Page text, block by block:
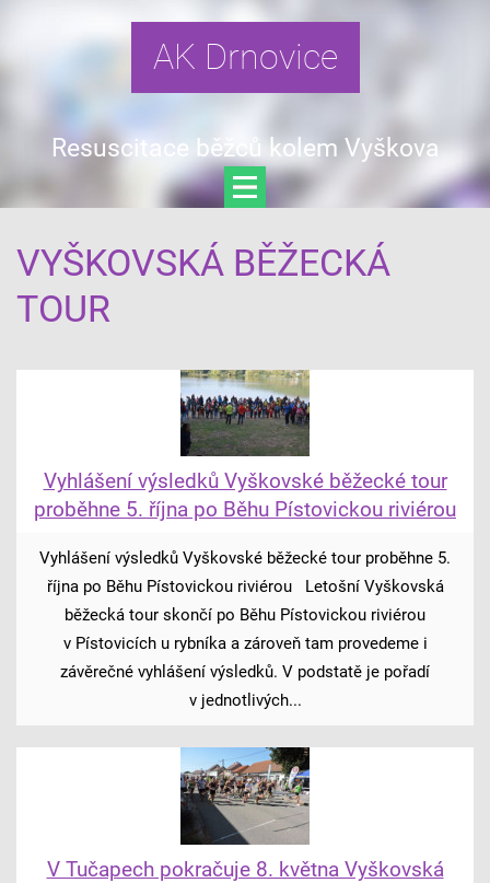
AK Drnovice
Resuscitace běžců kolem Vyškova
VYŠKOVSKÁ BĚŽECKÁ
TOUR
Vyhlášení výsledků Vyškovské běžecké tour
proběhne 5. října po Běhu Pístovickou riviérou
Vyhlášení výsledků Vyškovské běžecké tour proběhne 5.
října po Běhu Pístovickou riviérou Letošní Vyškovská
běžecká tour skončí po Běhu Pístovickou riviérou
v Pístovicích u rybníka a zároveň tam provedeme i
závěrečné vyhlášení výsledků. V podstatě je pořadí
v jednotlivých...
V Tučapech pokračuje 8. května Vyškovská